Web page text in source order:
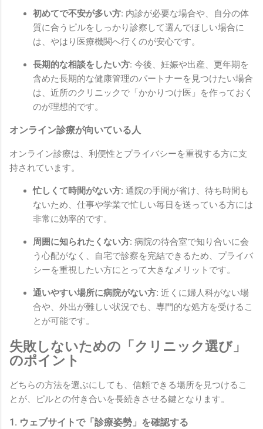
初めてで不安が多い方: 内診が必要な場合や、自分の体
質に合うピルをしっかり診察して選んでほしい場合に
は、やはり医療機関へ行くのが安心です。
長期的な相談をしたい方: 今後、妊娠や出産、更年期を
含めた長期的な健康管理のパートナーを見つけたい場合
は、近所のクリニックで「かかりつけ医」を作っておく
のが理想的です。
オンライン診療が向いている人
オンライン診療は、利便性とプライバシーを重視する方に支
持されています。
忙しくて時間がない方: 通院の手間が省け、待ち時間も
ないため、仕事や学業で忙しい毎日を送っている方には
非常に効率的です。
周囲に知られたくない方: 病院の待合室で知り合いに会
う心配がなく、自宅で診察を完結できるため、プライバ
シーを重視したい方にとって大きなメリットです。
通いやすい場所に病院がない方: 近くに婦人科がない場
合や、外出が難しい状況でも、専門的な処方を受けるこ
とが可能です。
失敗しないための「クリニック選び」
のポイント
どちらの方法を選ぶにしても、信頼できる場所を見つけるこ
とが、ピルとの付き合いを長続きさせる鍵となります。
1. ウェブサイトで「診療姿勢」を確認する